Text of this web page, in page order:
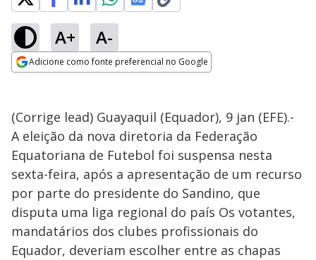
A+ A-
Adicione como fonte preferencial no Google
(Corrige lead) Guayaquil (Equador), 9 jan (EFE).-
A eleição da nova diretoria da Federação
Equatoriana de Futebol foi suspensa nesta
sexta-feira, após a apresentação de um recurso
por parte do presidente do Sandino, que
disputa uma liga regional do país Os votantes,
mandatários dos clubes profissionais do
Equador, deveriam escolher entre as chapas